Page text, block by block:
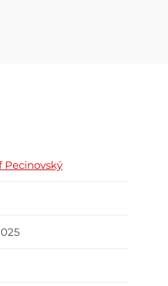
Pecinovský